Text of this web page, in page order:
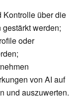
Kontrolle über die
werden;
oder
von AI auf
und auszuwerten.